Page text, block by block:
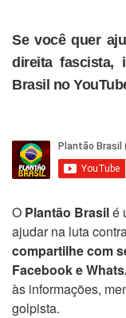
Se você quer
direita fascista,
Brasil no
O Plantão Brasilé
ajudar na luta
compartilhe com
Facebook e
às informações,
golpista.